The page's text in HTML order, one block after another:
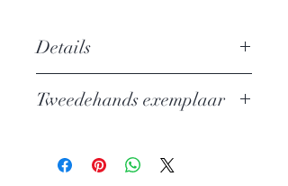
Details
jaar ouder werd
ISBN: 9789461533821
Tweedehands exemplaar